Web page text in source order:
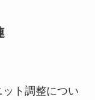
ト調整につい